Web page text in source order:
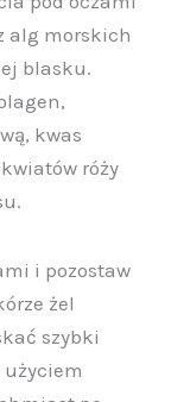
alg morskich
blasku.
kwas
róży
i pozostaw
żel
szybki